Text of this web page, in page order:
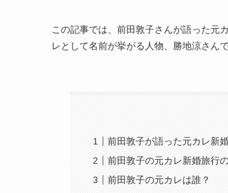
この記事では、前田敦子さんが語った元
レとして名前が挙がる人物、勝地涼さん
前田敦子が語った元カレ新
前田敦子の元カレ新婚旅行
前田敦子の元カレは誰？